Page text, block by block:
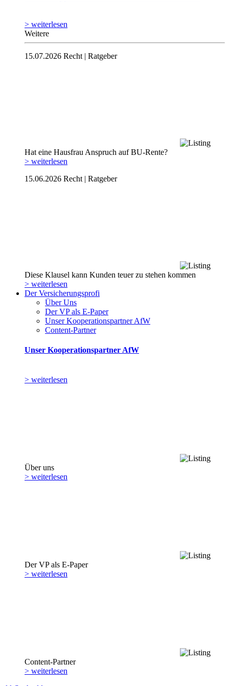
> weiterlesen
Weitere
15.07.2026 Recht | Ratgeber
Hat eine Hausfrau Anspruch auf BU-Rente?
> weiterlesen
15.06.2026 Recht | Ratgeber
Diese Klausel kann Kunden teuer zu stehen kommen
> weiterlesen
Der Versicherungsprofi
Über Uns
Der VP als E-Paper
Unser Kooperationspartner AfW
Content-Partner
Unser Kooperationspartner AfW
> weiterlesen
Über uns
> weiterlesen
Der VP als E-Paper
> weiterlesen
Content-Partner
> weiterlesen